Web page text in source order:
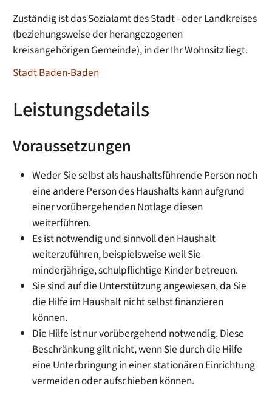
Zuständig ist das Sozialamt des Stadt - oder Landkreises
(beziehungsweise der herangezogenen
kreisangehörigen Gemeinde), in der Ihr Wohnsitz liegt.
Stadt Baden-Baden
Leistungsdetails
Voraussetzungen
Weder Sie selbst als haushaltsführende Person noch
eine andere Person des Haushalts kann aufgrund
einer vorübergehenden Notlage diesen
weiterführen.
Es ist notwendig und sinnvoll den Haushalt
weiterzuführen, beispielsweise weil Sie
minderjährige, schulpflichtige Kinder betreuen.
Sie sind auf die Unterstützung angewiesen, da Sie
die Hilfe im Haushalt nicht selbst finanzieren
können.
Die Hilfe ist nur vorübergehend notwendig. Diese
Beschränkung gilt nicht, wenn Sie durch die Hilfe
eine Unterbringung in einer stationären Einrichtung
vermeiden oder aufschieben können.